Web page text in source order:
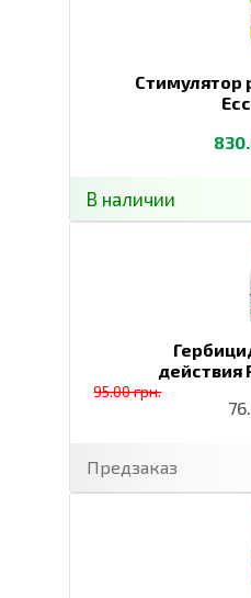
Стимулятор
В наличии
действия
95.00 грн.
Предзаказ